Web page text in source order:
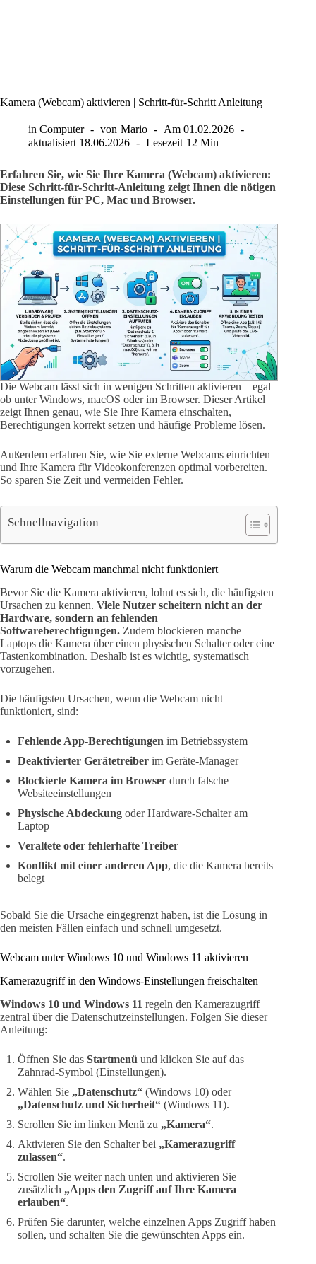
Kamera (Webcam) aktivieren | Schritt-für-Schritt Anleitung
in Computer von Mario Am 01.02.2026
aktualisiert 18.06.2026 Lesezeit 12 Min
Erfahren Sie, wie Sie Ihre Kamera (Webcam) aktivieren:
Diese Schritt-für-Schritt-Anleitung zeigt Ihnen die nötigen
Einstellungen für PC, Mac und Browser.
Die Webcam lässt sich in wenigen Schritten aktivieren – egal
ob unter Windows, macOS oder im Browser. Dieser Artikel
zeigt Ihnen genau, wie Sie Ihre Kamera einschalten,
Berechtigungen korrekt setzen und häufige Probleme lösen.
Außerdem erfahren Sie, wie Sie externe Webcams einrichten
und Ihre Kamera für Videokonferenzen optimal vorbereiten.
So sparen Sie Zeit und vermeiden Fehler.
Schnellnavigation
Warum die Webcam manchmal nicht funktioniert
Bevor Sie die Kamera aktivieren, lohnt es sich, die häufigsten
Ursachen zu kennen. Viele Nutzer scheitern nicht an der
Hardware, sondern an fehlenden
Softwareberechtigungen. Zudem blockieren manche
Laptops die Kamera über einen physischen Schalter oder eine
Tastenkombination. Deshalb ist es wichtig, systematisch
vorzugehen.
Die häufigsten Ursachen, wenn die Webcam nicht
funktioniert, sind:
Fehlende App-Berechtigungen im Betriebssystem
Deaktivierter Gerätetreiber im Geräte-Manager
Blockierte Kamera im Browser durch falsche
Websiteeinstellungen
Physische Abdeckung oder Hardware-Schalter am
Laptop
Veraltete oder fehlerhafte Treiber
Konflikt mit einer anderen App, die die Kamera bereits
belegt
Sobald Sie die Ursache eingegrenzt haben, ist die Lösung in
den meisten Fällen einfach und schnell umgesetzt.
Webcam unter Windows 10 und Windows 11 aktivieren
Kamerazugriff in den Windows-Einstellungen freischalten
Windows 10 und Windows 11 regeln den Kamerazugriff
zentral über die Datenschutzeinstellungen. Folgen Sie dieser
Anleitung:
Öffnen Sie das Startmenü und klicken Sie auf das
Zahnrad-Symbol (Einstellungen).
Wählen Sie „Datenschutz“ (Windows 10) oder
„Datenschutz und Sicherheit“ (Windows 11).
Scrollen Sie im linken Menü zu „Kamera“.
Aktivieren Sie den Schalter bei „Kamerazugriff
zulassen“.
Scrollen Sie weiter nach unten und aktivieren Sie
zusätzlich „Apps den Zugriff auf Ihre Kamera
erlauben“.
Prüfen Sie darunter, welche einzelnen Apps Zugriff haben
sollen, und schalten Sie die gewünschten Apps ein.